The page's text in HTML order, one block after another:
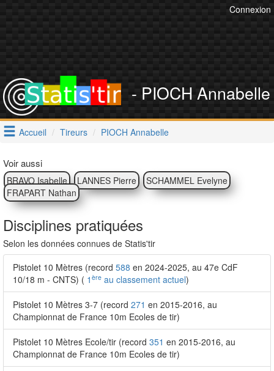
Connexion
- PIOCH Annabelle
Accueil Tireurs PIOCH Annabelle
Voir aussi
BRAVO Isabelle LANNES Pierre
SCHAMMEL Evelyne
FRAPART Nathan
Disciplines pratiquées
Selon les données connues de Statis'tir
Pistolet 10 Mètres (record 588 en 2024-2025, au 47e CdF
10/18 m - CNTS) ( 1 ère au classement actuel)
Pistolet 10 Mètres 3-7 (record 271 en 2015-2016, au
Championnat de France 10m Ecoles de tir)
Pistolet 10 Mètres Ecole/tir (record 351 en 2015-2016, au
Championnat de France 10m Ecoles de tir)